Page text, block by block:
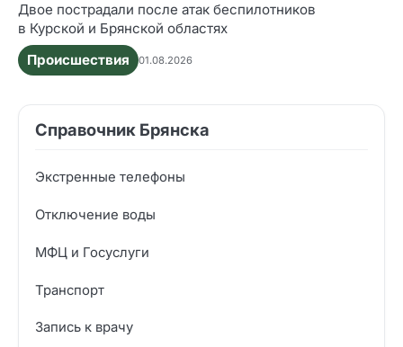
Двое пострадали после атак беспилотников
в Курской и Брянской областях
Происшествия
01.08.2026
Справочник Брянска
Экстренные телефоны
Отключение воды
МФЦ и Госуслуги
Транспорт
Запись к врачу